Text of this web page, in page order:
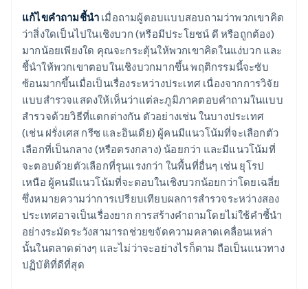
แก้ไขคำถามชี้นำ เมื่อถามผู้ตอบแบบสอบถามว่าพวกเขาคิด
ว่าสิ่งใดเป็นไปในเชิงบวก (หรือมีประโยชน์ ดี หรือถูกต้อง)
มากน้อยเพียงใด คุณจะกระตุ้นให้พวกเขาคิดในแง่บวก และ
ชี้นำให้พวกเขาตอบในเชิงบวกมากขึ้น พฤติกรรมนี้จะซับ
ซ้อนมากขึ้นเมื่อเป็นเรื่องระหว่างประเทศ เนื่องจากการวิจัย
แบบสำรวจแสดงให้เห็นว่าแต่ละภูมิภาคตอบคำถามในแบบ
สำรวจด้วยวิธีที่แตกต่างกัน ตัวอย่างเช่น ในบางประเทศ
(เช่น ฝรั่งเศส กรีซ และอินเดีย) ผู้คนมีแนวโน้มที่จะเลือกตัว
เลือกที่เป็นกลาง (หรือตรงกลาง) น้อยกว่า และมีแนวโน้มที่
จะตอบด้วยตัวเลือกที่รุนแรงกว่า ในพื้นที่อื่นๆ เช่น ยุโรป
เหนือ ผู้คนมีแนวโน้มที่จะตอบในเชิงบวกน้อยกว่าโดยเฉลี่ย
ซึ่งหมายความว่าการเปรียบเทียบผลการสำรวจระหว่างสอง
ประเทศอาจเป็นเรื่องยาก การสร้างคำถามโดยไม่ใช้คำชี้นำ
อย่างระมัดระวังสามารถช่วยขจัดความคลาดเคลื่อนเหล่า
นั้นในตลาดต่างๆ และไม่ว่าจะอย่างไรก็ตาม ถือเป็นแนวทาง
ปฏิบัติที่ดีที่สุด